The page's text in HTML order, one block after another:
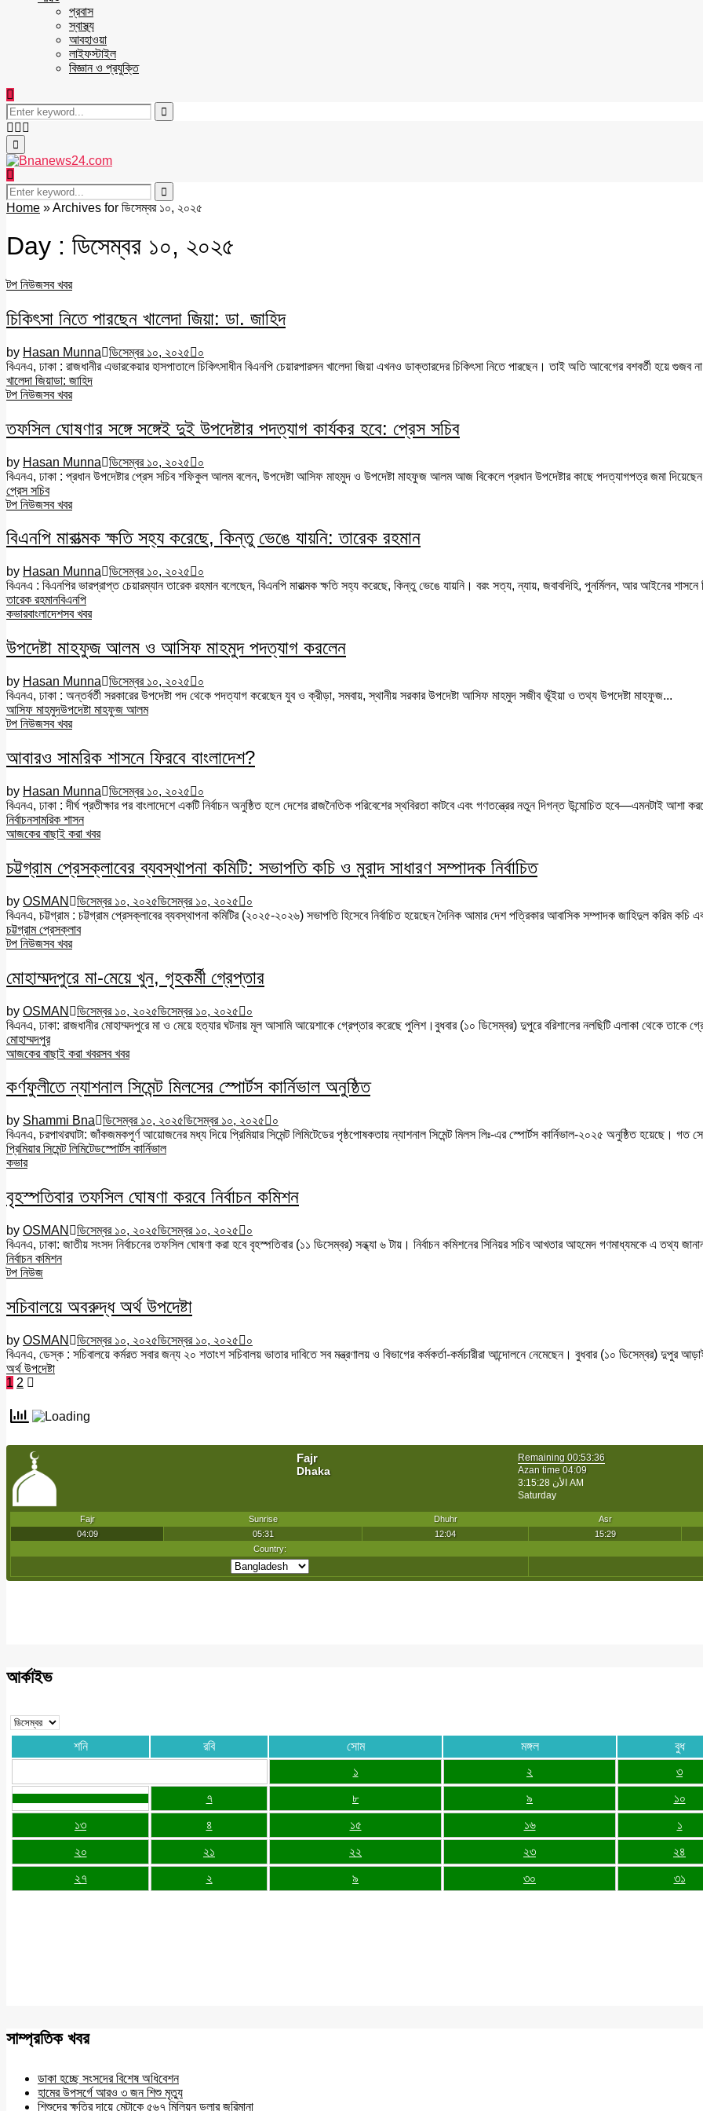
প্রবাস
স্বাস্থ্য
আবহাওয়া
লাইফস্টাইল
বিজ্ঞান ও প্রযুক্তি
Search
for:
Search
Facebook
Twitter
Primary
Menu
Search
for:
Search
Home »Archives for ডিসেম্বর ১০, ২০২৫
Day : ডিসেম্বর ১০, ২০২৫
টপ নিউজসব খবর
চিকিৎসা নিতে পারছেন খালেদা জিয়া: ডা. জাহিদ
by Hasan Munna ডিসেম্বর ১০, ২০২৫
০
বিএনএ, ঢাকা : রাজধানীর এভারকেয়ার হাসপাতালে চিকিৎসাধীন বিএনপি চেয়ারপারসন খালেদা জিয়া এখনও ডাক্তারদের চিকিৎসা নিতে পারছেন। তাই অতি আবেগের বশবর্তী হয়ে গুজব
খালেদা জিয়াডা: জাহিদ
টপ নিউজসব খবর
তফসিল ঘোষণার সঙ্গে সঙ্গেই দুই উপদেষ্টার পদত্যাগ কার্যকর হবে: প্রেস সচিব
by Hasan Munna ডিসেম্বর ১০, ২০২৫
০
বিএনএ, ঢাকা : প্রধান উপদেষ্টার প্রেস সচিব শফিকুল আলম বলেন, উপদেষ্টা আসিফ মাহমুদ ও উপদেষ্টা মাহফুজ আলম আজ বিকেলে প্রধান উপদেষ্টার কাছে পদত্যাগপত্র জমা
প্রেস সচিব
টপ নিউজসব খবর
বিএনপি মারাত্মক ক্ষতি সহ্য করেছে, কিন্তু ভেঙে যায়নি: তারেক রহমান
by Hasan Munna ডিসেম্বর ১০, ২০২৫
০
বিএনএ : বিএনপির ভারপ্রাপ্ত চেয়ারম্যান তারেক রহমান বলেছেন, বিএনপি মারাত্মক ক্ষতি সহ্য করেছে, কিন্তু ভেঙে যায়নি। বরং সত্য, ন্যায়, জবাবদিহি, পুনর্মিলন, আর আইনের শাসনে
তারেক রহমানবিএনপি
কভারবাংলাদেশসব খবর
উপদেষ্টা মাহফুজ আলম ও আসিফ মাহমুদ পদত্যাগ করলেন
by Hasan Munna ডিসেম্বর ১০, ২০২৫
০
বিএনএ, ঢাকা : অন্তর্বর্তী সরকারের উপদেষ্টা পদ থেকে পদত্যাগ করেছেন যুব ও ক্রীড়া, সমবায়, স্থানীয় সরকার উপদেষ্টা আসিফ মাহমুদ সজীব ভূঁইয়া ও তথ্য উপদেষ্টা মাহফুজ...
আসিফ মাহমুদউপদেষ্টা মাহফুজ আলম
টপ নিউজসব খবর
আবারও সামরিক শাসনে ফিরবে বাংলাদেশ?
by Hasan Munna ডিসেম্বর ১০, ২০২৫
০
বিএনএ, ঢাকা : দীর্ঘ প্রতীক্ষার পর বাংলাদেশে একটি নির্বাচন অনুষ্ঠিত হলে দেশের রাজনৈতিক পরিবেশের স্থবিরতা কাটবে এবং গণতন্ত্রের নতুন দিগন্ত উন্মোচিত হবে—এমনটাই আশা
নির্বাচনসামরিক শাসন
আজকের বাছাই করা খবর
চট্টগ্রাম প্রেসক্লাবের ব্যবস্থাপনা কমিটি: সভাপতি কচি ও মুরাদ সাধারণ সম্পাদক নির্বাচিত
by OSMAN ডিসেম্বর ১০, ২০২৫ডিসেম্বর ১০, ২০২৫
০
বিএনএ, চট্টগ্রাম : চট্টগ্রাম প্রেসক্লাবের ব্যবস্থাপনা কমিটির (২০২৫-২০২৬) সভাপতি হিসেবে নির্বাচিত হয়েছেন দৈনিক আমার দেশ পত্রিকার আবাসিক সম্পাদক জাহিদুল করিম কচি
চট্টগ্রাম প্রেসক্লাব
টপ নিউজসব খবর
মোহাম্মদপুরে মা-মেয়ে খুন, গৃহকর্মী গ্রেপ্তার
by OSMAN ডিসেম্বর ১০, ২০২৫ডিসেম্বর ১০, ২০২৫
০
বিএনএ, ঢাকা: রাজধানীর মোহাম্মদপুরে মা ও মেয়ে হত্যার ঘটনায় মূল আসামি আয়েশাকে গ্রেপ্তার করেছে পুলিশ।বুধবার (১০ ডিসেম্বর) দুপুরে বরিশালের নলছিটি এলাকা থেকে তাকে
মোহাম্মদপুর
আজকের বাছাই করা খবরসব খবর
কর্ণফুলীতে ন্যাশনাল সিমেন্ট মিলসের স্পোর্টস কার্নিভাল অনুষ্ঠিত
by Shammi Bna ডিসেম্বর ১০, ২০২৫ডিসেম্বর ১০, ২০২৫
০
বিএনএ, চরপাথরঘাটা: জাঁকজমকপূর্ণ আয়োজনের মধ্য দিয়ে প্রিমিয়ার সিমেন্ট লিমিটেডের পৃষ্ঠপোষকতায় ন্যাশনাল সিমেন্ট মিলস লিঃ-এর স্পোর্টস কার্নিভাল-২০২৫ অনুষ্ঠিত হয়েছে। গত
প্রিমিয়ার সিমেন্ট লিমিটেডস্পোর্টস কার্নিভাল
কভার
বৃহস্পতিবার তফসিল ঘোষণা করবে নির্বাচন কমিশন
by OSMAN ডিসেম্বর ১০, ২০২৫ডিসেম্বর ১০, ২০২৫
০
বিএনএ, ঢাকা: জাতীয় সংসদ নির্বাচনের তফসিল ঘোষণা করা হবে বৃহস্পতিবার (১১ ডিসেম্বর) সন্ধ্যা ৬ টায়। নির্বাচন কমিশনের সিনিয়র সচিব আখতার আহমেদ গণমাধ্যমকে এ তথ্য
নির্বাচন কমিশন
টপ নিউজ
সচিবালয়ে অবরুদ্ধ অর্থ উপদেষ্টা
by OSMAN ডিসেম্বর ১০, ২০২৫ডিসেম্বর ১০, ২০২৫
০
বিএনএ, ডেস্ক : সচিবালয়ে কর্মরত সবার জন্য ২০ শতাংশ সচিবালয় ভাতার দাবিতে সব মন্ত্রণালয় ও বিভাগের কর্মকর্তা-কর্মচারীরা আন্দোলনে নেমেছেন। বুধবার (১০ ডিসেম্বর) দুপুর
অর্থ উপদেষ্টা
Posts
pagination
1 2
আর্কাইভ
শনি রবি সোম মঙ্গল বুধ
১
২ ৩
৭
৮ ৯ ১০
১৩
৪ ১৫ ১৬ ১
২০
২১ ২২ ২৩ ২৪
২৭
২ ৯ ৩০ ৩১
সাম্প্রতিক খবর
ডাকা হচ্ছে সংসদের বিশেষ অধিবেশন
হামের উপসর্গে আরও ৩ জন শিশু মৃত্যু
শিশুদের ক্ষতির দায়ে মেটাকে ৫৬৭ মিলিয়ন ডলার জরিমানা